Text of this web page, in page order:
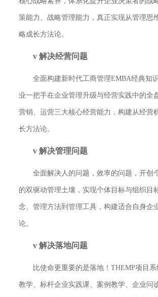
策能力、战略管理能力，真正实现从管理思
略成长方法论。
v 解决经营问题
全面构建新时代工商管理EMBA经典知
业一把手在企业管理升级与经营实践中的全
营销、运营三大核心经营能力，构建从经营
长方法论。
v 解决管理问题
全面解决人的问题，效率的问题，开创
的双驱动管理土壤， 实现个体目标与组织目
念、管理方法到管理工具，构建适合 自身企
论。
v 解决落地问题
比使命更重要的是落地！ THEMP项目
教学、标杆企业实践课、案例教学、企业问